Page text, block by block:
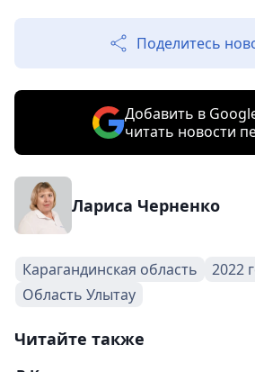
Поделитесь
Добавить в
читать новости
Лариса Черненко
Карагандинская область 2022
Область Улытау
Читайте также